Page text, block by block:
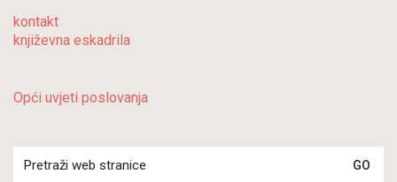
kontakt
književna eskadrila
Opći uvjeti poslovanja
for: